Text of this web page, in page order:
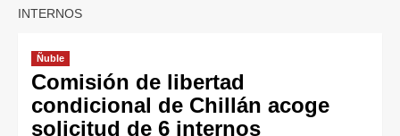
INTERNOS
Ñuble
Comisión de libertad
condicional de Chillán acoge
solicitud de 6 internos